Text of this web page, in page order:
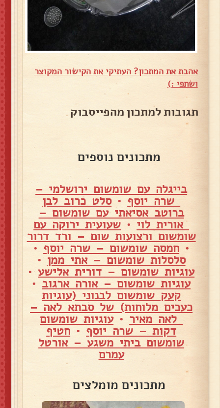
אהבת את המתכון? העתיקי את הקישור המקוצר
ושתפי :)
תגובות למתכון מהפייסבוק
מתכונים נוספים
בייגלה עם שומשום ירושלמי –
שרה יוסף •סלט כרוב לבן
ברוטב אסיאתי עם שומשום –
אורית לוי • שעועית ירוקה עם
שומשום ורצועות שום – ורד דרור
• חמסה שומשום – שרה יוסף •
סלסלות שומשום – אתי ממן •
עוגיות שומשום – דורית אלישע•
עוגיות שומשום – אורה ארגוב •
קעק שומשום לבנוני (עוגיות
כעכים מלוחות) של סבתא לאה –
לאה מאיר •עוגיות שומשום
דקות – שרה יוסף • חטיף
שומשום ביתי משגע – אורטל
עמרם
מתכונים מומלצים